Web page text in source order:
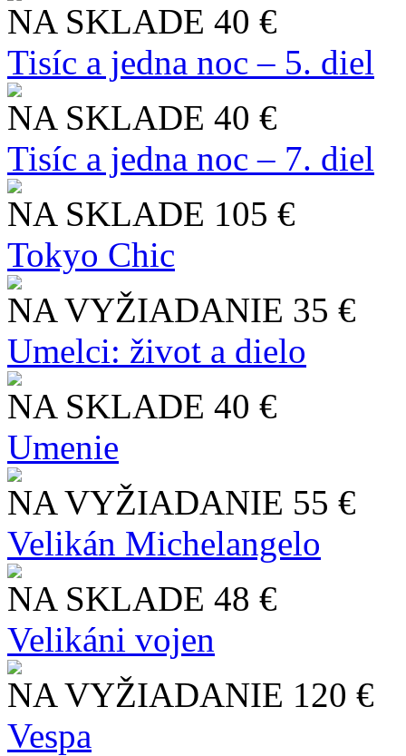
NA SKLADE 40 €
Tisíc a jedna noc – 5. diel
NA SKLADE 40 €
Tisíc a jedna noc – 7. diel
NA SKLADE 105 €
Tokyo Chic
NA VYŽIADANIE 35 €
Umelci: život a dielo
NA SKLADE 40 €
Umenie
NA VYŽIADANIE 55 €
Velikán Michelangelo
NA SKLADE 48 €
Velikáni vojen
NA VYŽIADANIE 120 €
Vespa